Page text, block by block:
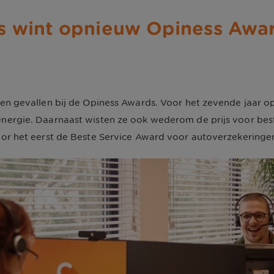
wint opnieuw Opiness
gevallen bij de Opiness Awards. Voor het zevende jaar
Daarnaast wisten ze ook wederom de prijs voor
het eerst de Beste Service Award voor